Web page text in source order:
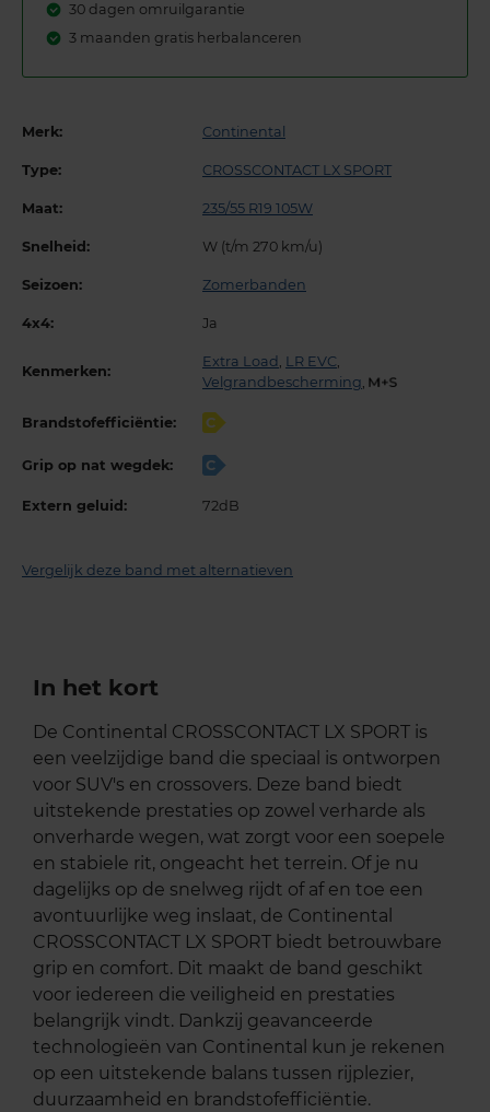
30 dagen omruilgarantie
3 maanden gratis herbalanceren
Merk: Continental
Type: CROSSCONTACT LX SPORT
Maat: 235/55 R19 105W
Snelheid: W (t/m 270 km/u)
Seizoen: Zomerbanden
4x4: Ja
Kenmerken:
Extra Load , LR EVC,
Velgrandbescherming,
Brandstofefficiëntie: C
Grip op nat wegdek: C
Extern geluid: 72dB
Vergelijk deze band met alternatieven
In het kort
De Continental CROSSCONTACT LX SPORT is
een veelzijdige band die speciaal is ontworpen
voor SUV's en crossovers. Deze band biedt
uitstekende prestaties op zowel verharde als
onverharde wegen, wat zorgt voor een soepele
en stabiele rit, ongeacht het terrein. Of je nu
dagelijks op de snelweg rijdt of af en toe een
avontuurlijke weg inslaat, de Continental
CROSSCONTACT LX SPORT biedt betrouwbare
grip en comfort. Dit maakt de band geschikt
voor iedereen die veiligheid en prestaties
belangrijk vindt. Dankzij geavanceerde
technologieën van Continental kun je rekenen
op een uitstekende balans tussen rijplezier,
duurzaamheid en brandstofefficiëntie.